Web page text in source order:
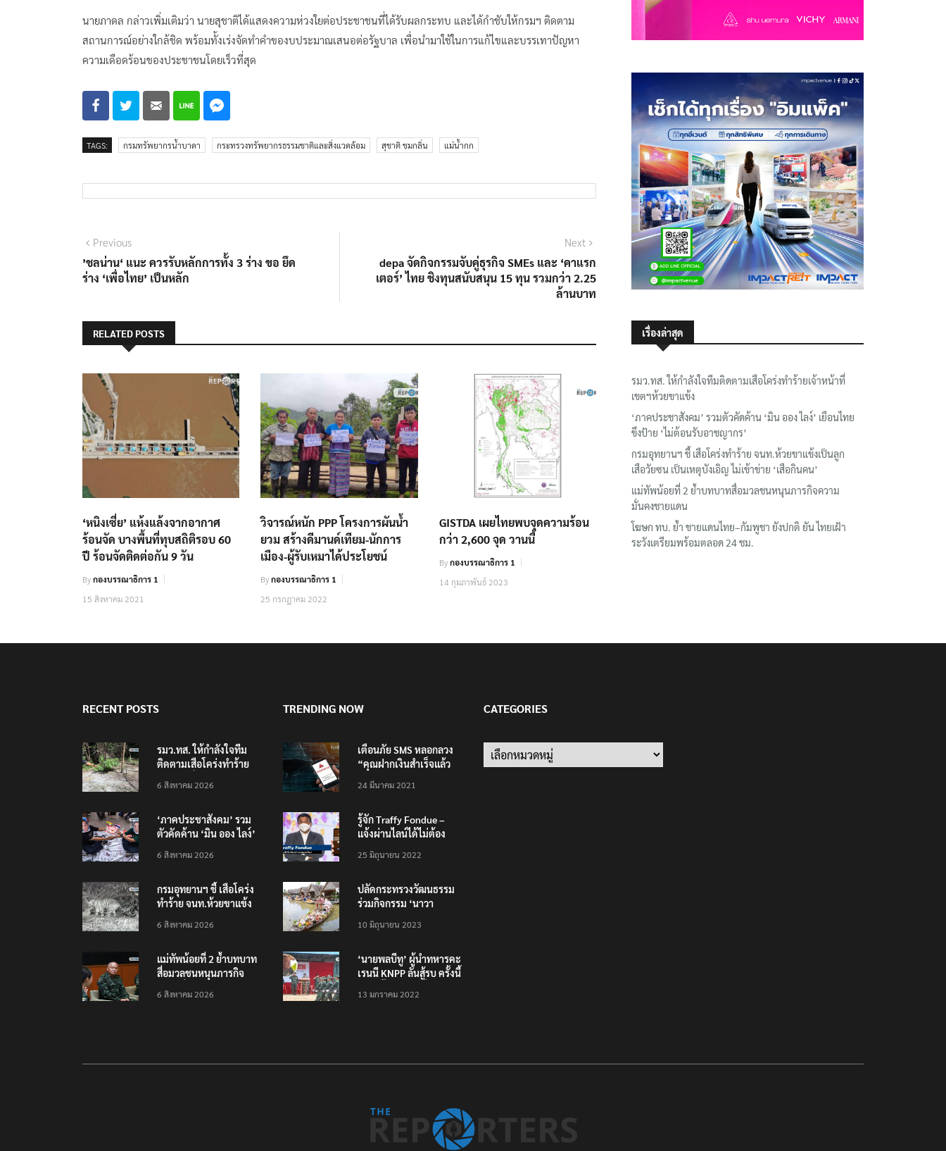
นายภาดล กล่าวเพิ่มเติมว่า นายสุชาติได้แสดงความห่วงใยต่อประชาชนที่ได้รับผลกระทบ และได้กำชับให้กรมฯ ติดตาม
สถานการณ์อย่างใกล้ชิด พร้อมทั้งเร่งจัดทำคำของบประมาณเสนอต่อรัฐบาล เพื่อนำมาใช้ในการแก้ไขและบรรเทาปัญหา
ความเดือดร้อนของประชาชนโดยเร็วที่สุด
TAGS: กรมทรัพยากรน้ำบาดา กระทรวงทรัพยากรธรรมชาติและสิ่งแวดล้อม สุชาติ ชมกลิ่น แม่น้ำกก
แนะแนว
เรื่อง
PreviousPrevious
post:
’ชลน่าน‘ แนะ ควรรับหลักการทั้ง 3 ร่าง ขอ ยึด
ร่าง ‘เพื่อไทย’ เป็นหลัก
Next
depa จัดกิจกรรมจับคู่ธุรกิจ SMEs และ ‘คาแรก
เตอร์’ ไทย ชิงทุนสนับสนุน 15 ทุน รวมกว่า 2.25
ล้านบาท
RELATED POSTS
‘หนิงเซี่ย’ แห้งแล้งจากอากาศ
ร้อนจัด บางพื้นที่ทุบสถิติรอบ 60
ปี ร้อนจัดติดต่อกัน 9 วัน
Byกองบรรณาธิการ 1
15 สิงหาคม 2021
วิจารณ์หนัก PPP โครงการผันน้ำ
ยวม สร้างดีมานด์เทียม-นักการ
เมือง-ผู้รับเหมาได้ประโยชน์
Byกองบรรณาธิการ 1
25 กรกฎาคม 2022
GISTDA เผยไทยพบจุดความร้อน
กว่า 2,600 จุด วานนี้
Byกองบรรณาธิการ 1
14 กุมภาพันธ์ 2023
เรื่องล่าสุด
รมว.ทส. ให้กำลังใจทีมติดตามเสือโคร่งทำร้ายเจ้าหน้าที่
เขตฯห้วยขาแข้ง
‘ภาคประชาสังคม’ รวมตัวคัดค้าน ‘มิน ออง ไลง์’ เยือนไทย
ขึงป้าย ‘ไม่ต้อนรับอาชญากร’
กรมอุทยานฯ ชี้ เสือโคร่งทำร้าย จนท.ห้วยขาแข้งเป็นลูก
เสือวัยซน เป็นเหตุบังเอิญ ไม่เข้าข่าย ‘เสือกินคน’
แม่ทัพน้อยที่ 2 ย้ำบทบาทสื่อมวลชนหนุนภารกิจความ
มั่นคงชายแดน
โฆษก ทบ. ย้ำ ชายแดนไทย–กัมพูชา ยังปกติ ยัน ไทยเฝ้า
ระวังเตรียมพร้อมตลอด 24 ชม.
RECENT POSTS
รมว.ทส. ให้กำลังใจทีม
ติดตามเสือโคร่งทำร้าย
6 สิงหาคม 2026
‘ภาคประชาสังคม’ รวม
ตัวคัดค้าน ‘มิน ออง ไลง์’
ต้อนรับอาชญากร’
6 สิงหาคม 2026
กรมอุทยานฯ ชี้ เสือโคร่ง
ทำร้าย จนท.ห้วยขาแข้ง
บังเอิญ ไม่เข้าข่าย ‘เสือ
6 สิงหาคม 2026
แม่ทัพน้อยที่ 2 ย้ำบทบาท
สื่อมวลชนหนุนภารกิจ
6 สิงหาคม 2026
TRENDING NOW
เตือนภัย SMS หลอกลวง
“คุณฝากเงินสำเร็จแล้ว
200,000 บาท”
24 มีนาคม 2021
รู้จัก Traffy Fondue –
แจ้งผ่านไลน์ได้ไม่ต้อง
ทั่วไทย ไม่ใช่แค่ในกรุง
25 มิถุนายน 2022
ปลัดกระทรวงวัฒนธรรม
ร่วมกิจกรรม ‘นาวา
ตักบาตรทางน้ำ
10 มิถุนายน 2023
‘นายพลบีทู’ ผู้นำทหารคะ
เรนนี KNPP ลั่นสู้รบ ครั้งนี้
ประชาชนต้องชนะ
13 มกราคม 2022
CATEGORIES
Categories